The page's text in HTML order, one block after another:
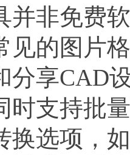
并非免费
见的图片
分享CAD
时支持批
换选项，